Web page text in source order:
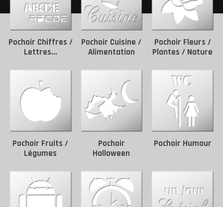
Pochoir Chiffres /
Lettres...
Pochoir Cuisine /
Alimentation
Pochoir Fleurs /
Plantes / Nature
Pochoir Fruits /
Légumes
Pochoir
Halloween
Pochoir Humour